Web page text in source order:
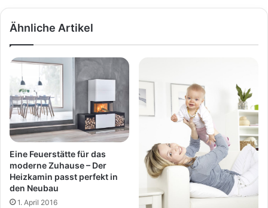
Ähnliche Artikel
Eine Feuerstätte für das
moderne Zuhause – Der
Heizkamin passt perfekt in
den Neubau
1. April 2016